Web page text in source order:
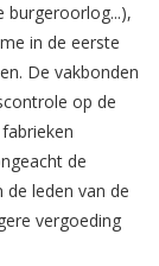
burgeroorlog...),
in de eerste
De vakbonden
op de
de
leden van de
vergoeding